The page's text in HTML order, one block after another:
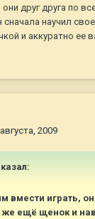
друг друга по
научил
и аккуратно ее
2009
вмести играть,
ещё щенок и